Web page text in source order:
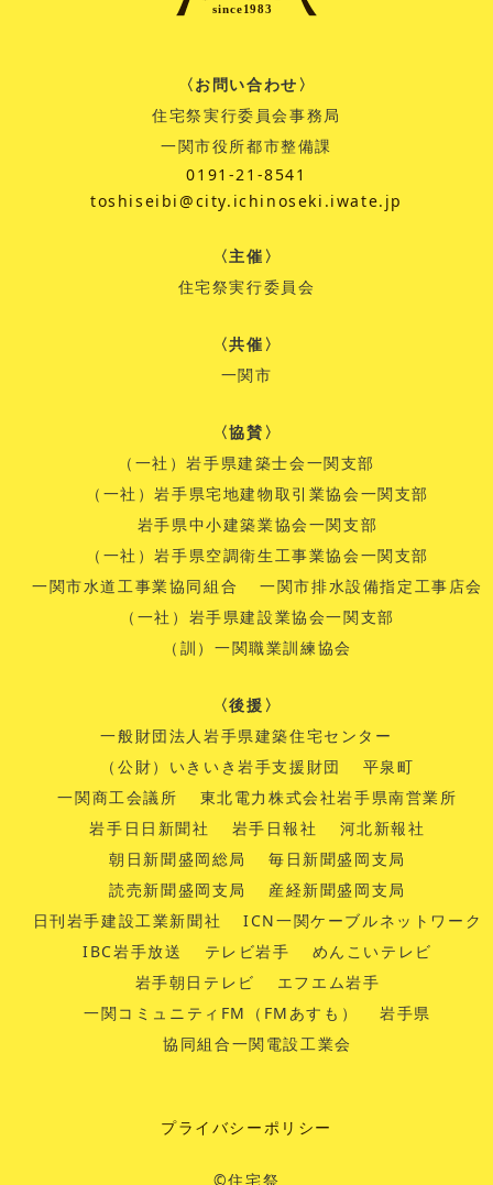
〈お問い合わせ〉
住宅祭実行委員会事務局
一関市役所都市整備課
0191-21-8541
toshiseibi@city.ichinoseki.iwate.jp
〈主催〉
住宅祭実行委員会
〈共催〉
一関市
〈協賛〉
（一社）岩手県建築士会一関支部
（一社）岩手県宅地建物取引業協会一関支部
岩手県中小建築業協会一関支部
（一社）岩手県空調衛生工事業協会一関支部
一関市水道工事業協同組合
一関市排水設備指定工事店会
（一社）岩手県建設業協会一関支部
（訓）一関職業訓練協会
〈後援〉
一般財団法人岩手県建築住宅センター
（公財）いきいき岩手支援財団
平泉町
一関商工会議所
東北電力株式会社岩手県南営業所
岩手日日新聞社
岩手日報社
河北新報社
朝日新聞盛岡総局
毎日新聞盛岡支局
読売新聞盛岡支局
産経新聞盛岡支局
日刊岩手建設工業新聞社
ICN一関ケーブルネットワーク
IBC岩手放送
テレビ岩手
めんこいテレビ
岩手朝日テレビ
エフエム岩手
一関コミュニティFM（FMあすも）
岩手県
協同組合一関電設工業会
プライバシーポリシー
©️住宅祭